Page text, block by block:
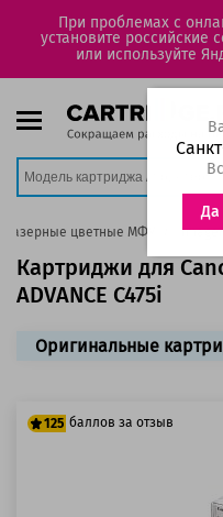
При проблемах с
установите
или используйте
Да
Лазерные цветные МФУ
Картриджи для
ADVANCE C475i
Оригинальные
125 баллов за отзыв